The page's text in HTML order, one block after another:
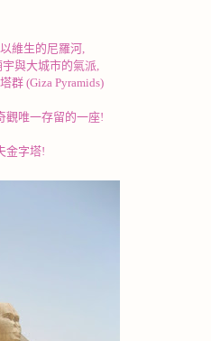
維生的尼羅河,
與大城市的氣派,
群 (Giza Pyramids)
觀唯一存留的一座!
金字塔!